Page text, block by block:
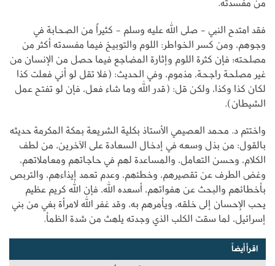
من مفسدته.
فقد امتدح النبي - صلى الله عليه وسلم - كثيراً من الصحابة في
وجوهم، ومن كسر الخواطر: اللوم والتوبيخ فيما مفسدته أكثر من
مصلحته؛ فإن كثرة اللوم وإثارة المضاجع فيما حصل من الإنسان من
غير مصلحة راجحة، مذموم، وفي الحديث: (فلا تقل لو أني فعلت كذا
لكان كذا وكذا، ولكن قل: (قدر الله وما شاء فعل، فإن لو تفتح عمل
الشيطان).
واختتم د. محمد العصيمي الأستاذ بكلية الشريعة بمكة المكرمة حديثه
بالقول: من بذل وسعه في إدخال السعادة على الآخرين، من لطف
الكلام، وحسن التعامل، والمساعدة لهم في حاجاتهم ومعاملاتهم،
وغض الطرف عن تقصيرهم، وخطئهم، وعدم تعمد إيذاءهم، والتربص
بأخطائهم والبحث عن هفواتهم، أسعده الله، فإن الله كريم عظيم
يحب الإحسان إلى خلقه، ويأمرهم به، وقد غفر الله لامرأة بغي من بني
إسرائيل، لما سقت الكلب الذي وجدته يلهث من شدة الظمأ.
اقرأ أيضاً